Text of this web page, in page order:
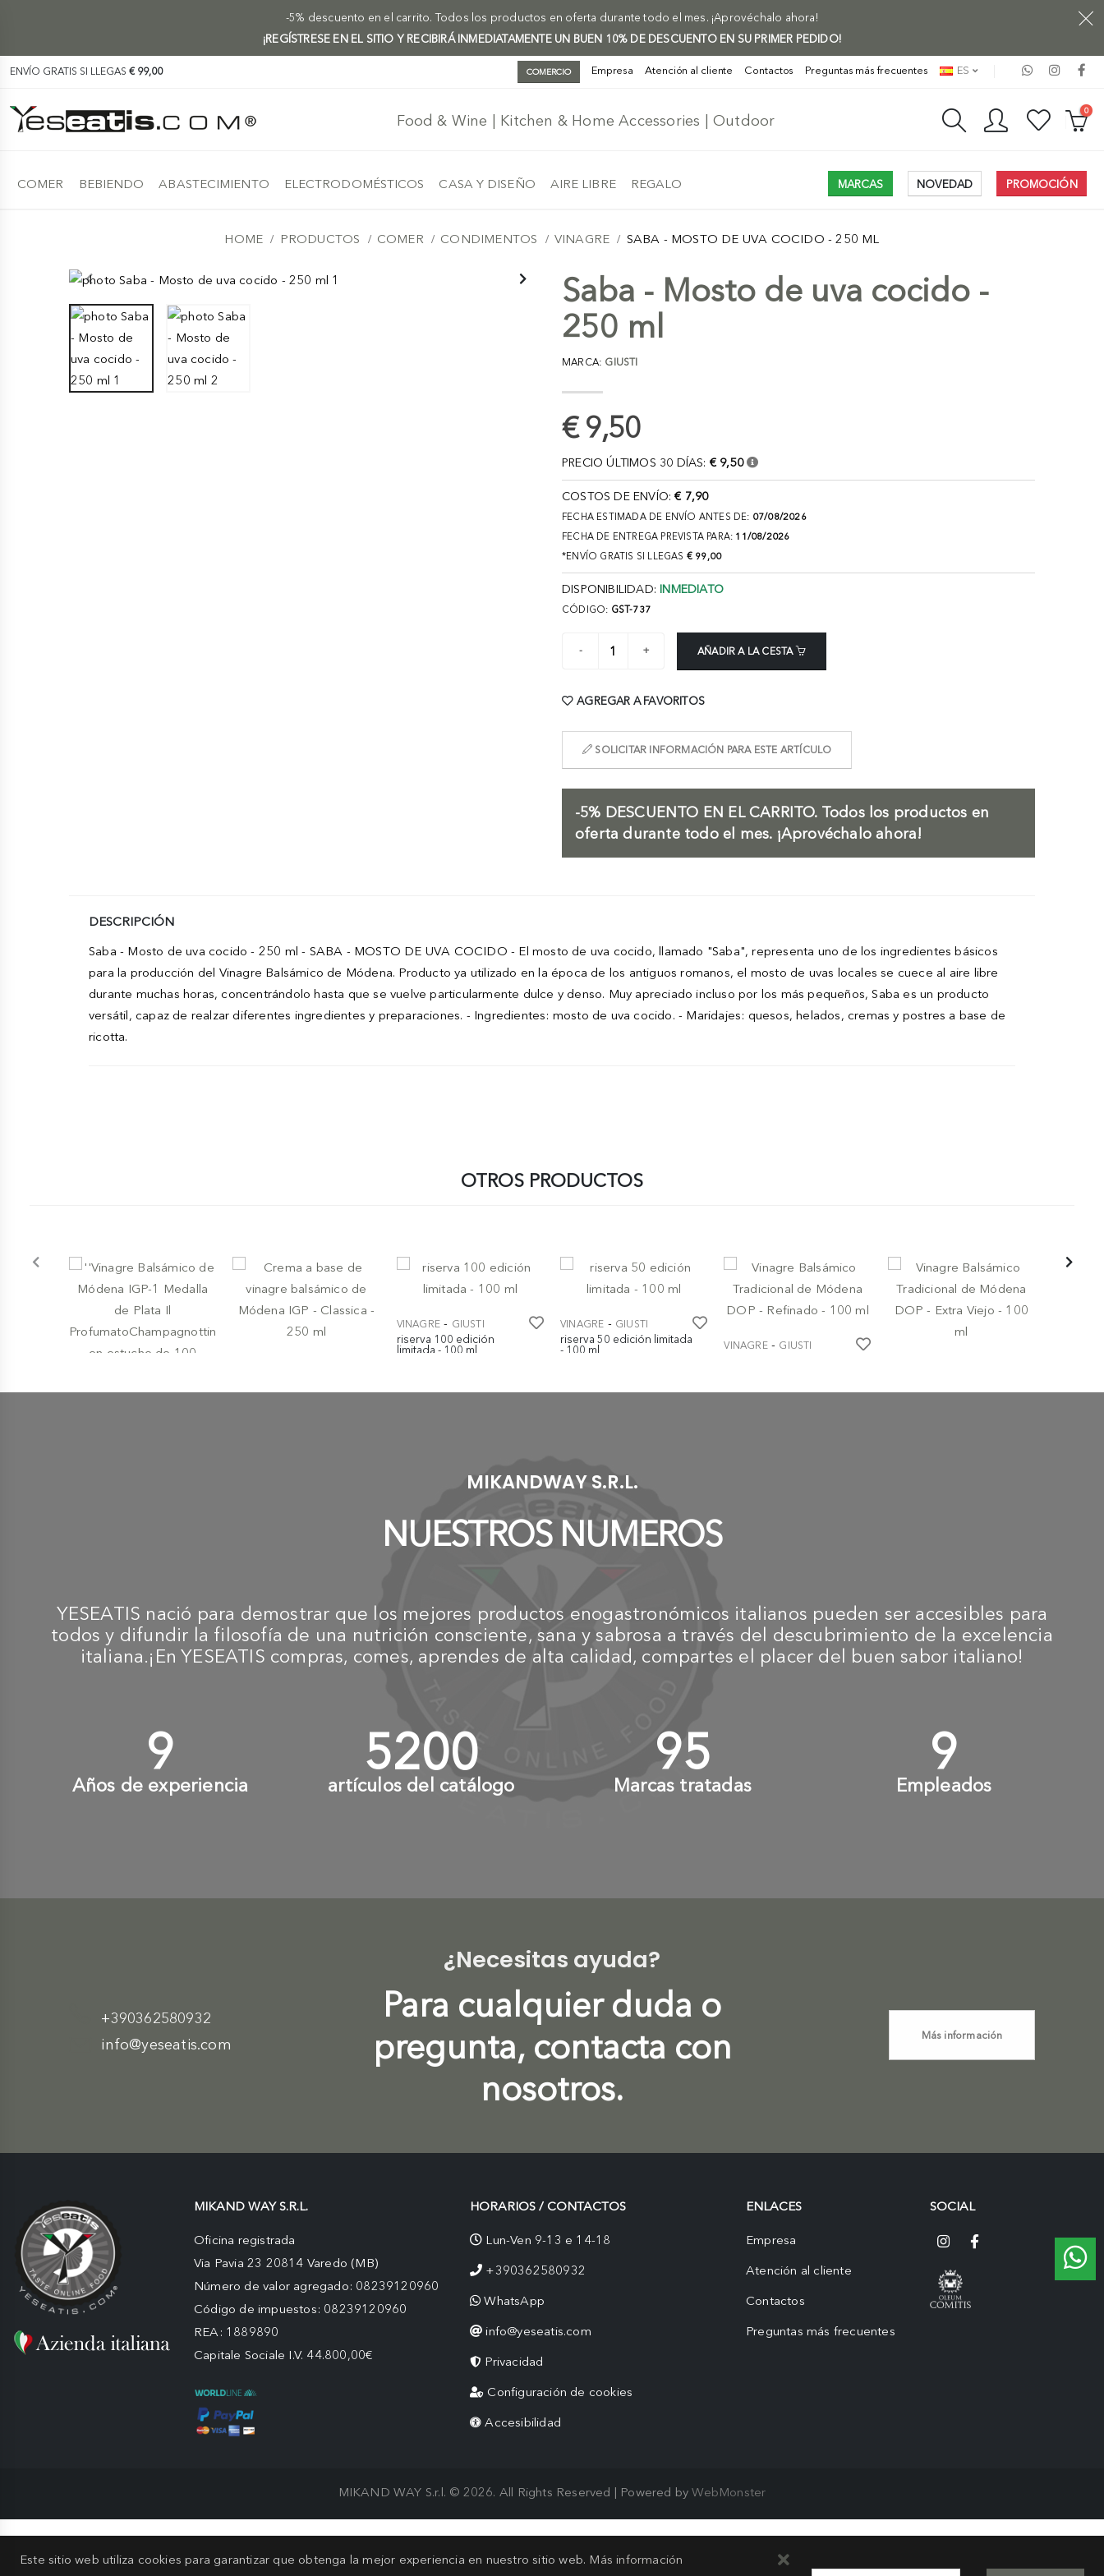
-5% descuento en el carrito. Todos los productos en oferta durante todo el mes. ¡Aprovéchalo ahora!
¡REGÍSTRESE EN EL SITIO Y RECIBIRÁ INMEDIATAMENTE UN BUEN 10% DE DESCUENTO EN SU PRIMER PEDIDO!
ENVÍO GRATIS SI LLEGAS € 99,00 COMERCIO Empresa Atención al cliente Contactos Preguntas más frecuentes ES
Food & Wine | Kitchen & Home Accessories | Outdoor
0
COMER BEBIENDO ABASTECIMIENTO ELECTRODOMÉSTICOS CASA Y DISEÑO AIRE LIBRE REGALO MARCAS NOVEDAD PROMOCIÓN
HOME PRODUCTOS COMER CONDIMENTOS VINAGRE SABA - MOSTO DE UVA COCIDO - 250 ML
Saba - Mosto de uva cocido -
250 ml
MARCA: GIUSTI
€ 9,50
PRECIO ÚLTIMOS 30 DÍAS: € 9,50
COSTOS DE ENVÍO:€ 7,90
FECHA ESTIMADA DE ENVÍO ANTES DE: 07/08/2026
FECHA DE ENTREGA PREVISTA PARA: 11/08/2026
*ENVÍO GRATIS SI LLEGAS € 99,00
DISPONIBILIDAD: INMEDIATO
CÓDIGO: GST-737
AÑADIR A LA CESTA
AGREGAR A FAVORITOS
SOLICITAR INFORMACIÓN PARA ESTE ARTÍCULO
-5% DESCUENTO EN EL CARRITO.Todos los productos en
oferta durante todo el mes. ¡Aprovéchalo ahora!
DESCRIPCIÓN
Saba - Mosto de uva cocido - 250 ml - SABA - MOSTO DE UVA COCIDO - El mosto de uva cocido, llamado "Saba", representa uno de los ingredientes básicos
para la producción del Vinagre Balsámico de Módena. Producto ya utilizado en la época de los antiguos romanos, el mosto de uvas locales se cuece al aire libre
durante muchas horas, concentrándolo hasta que se vuelve particularmente dulce y denso. Muy apreciado incluso por los más pequeños, Saba es un producto
versátil, capaz de realzar diferentes ingredientes y preparaciones. - Ingredientes: mosto de uva cocido. - Maridajes: quesos, helados, cremas y postres a base de
ricotta.
OTROS PRODUCTOS
balsámico de Módena
VINAGRE - GIUSTI
riserva 100 edición
limitada - 100 ml
VINAGRE - GIUSTI
riserva 50 edición limitada
- 100 ml
VINAGRE- GIUSTI
Tradicional de Módena
MIKANDWAY S.R.L.
NUESTROS NUMEROS
YESEATIS nació para demostrar que los mejores productos enogastronómicos italianos pueden ser accesibles para
todos y difundir la filosofía de una nutrición consciente, sana y sabrosa a través del descubrimiento de la excelencia
italiana.¡En YESEATIS compras, comes, aprendes de alta calidad, compartes el placer del buen sabor italiano!
10+
Años de experiencia
6000+
artículos del catálogo
110+
Marcas tratadas
10+
Empleados
+390362580932
info@yeseatis.com
¿Necesitas ayuda?
Para cualquier duda o
pregunta, contacta con
nosotros.
Más información
MIKAND WAY S.R.L.
Oficina registrada
Via Pavia 23 20814 Varedo (MB)
Número de valor agregado: 08239120960
Código de impuestos: 08239120960
REA: 1889890
Capitale Sociale I.V. 44.800,00€
HORARIOS / CONTACTOS
Lun-Ven 9-13 e 14-18
+390362580932
WhatsApp
info@yeseatis.com
Privacidad
Configuración de cookies
Accesibilidad
ENLACES
Empresa
Atención al cliente
Contactos
Preguntas más frecuentes
SOCIAL
MIKAND WAY S.r.l. © 2026. All Rights Reserved | Powered byWebMonster
Este sitio web utiliza cookies para garantizar que obtenga la mejor experiencia en nuestro sitio web. Más información